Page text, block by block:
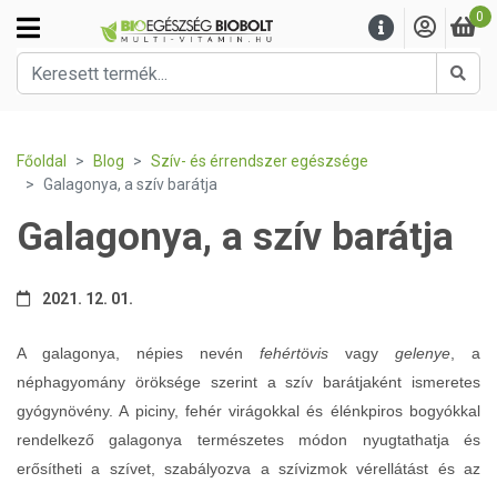
0
Főoldal Blog
Szív- és érrendszer egészsége
Galagonya, a szív barátja
Galagonya, a szív barátja
2021. 12. 01.
A galagonya, népies nevén fehértövis vagy gelenye , a
néphagyomány öröksége szerint a szív barátjaként ismeretes
gyógynövény. A piciny, fehér virágokkal és élénkpiros bogyókkal
rendelkező galagonya természetes módon nyugtathatja és
erősítheti a szívet, szabályozva a szívizmok vérellátást és az